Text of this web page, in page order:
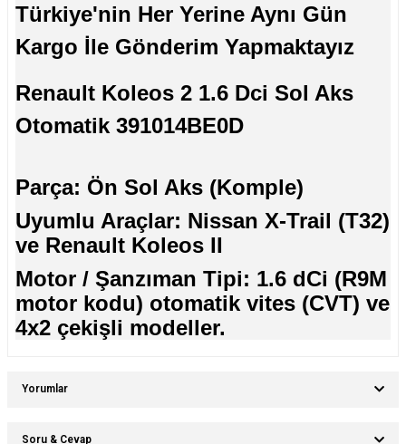
Türkiye'nin Her Yerine Aynı Gün
Kargo İle Gönderim Yapmaktayız
Renault Koleos 2 1.6 Dci Sol Aks
Otomatik 391014BE0D
Parça: Ön Sol Aks (Komple)
Uyumlu Araçlar: Nissan X-Trail (T32)
ve Renault Koleos II
Motor / Şanzıman Tipi: 1.6 dCi (R9M
motor kodu) otomatik vites (CVT) ve
4x2 çekişli modeller.
Yorumlar
Soru & Cevap